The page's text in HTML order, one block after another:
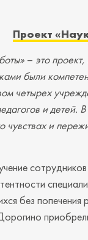
Проект
– это
были
четырех
и
чувствах и
без